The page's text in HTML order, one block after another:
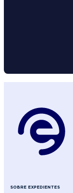
SOBRE EXPEDIENTES